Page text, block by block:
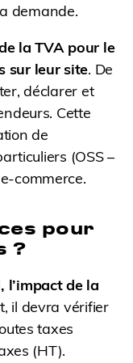
demande.
la TVA pour le
sur leur site. De
déclarer et
Cette
de
(OSS –
commerce.
pour
?
l’impact de la
il devra vérifier
taxes
(HT).